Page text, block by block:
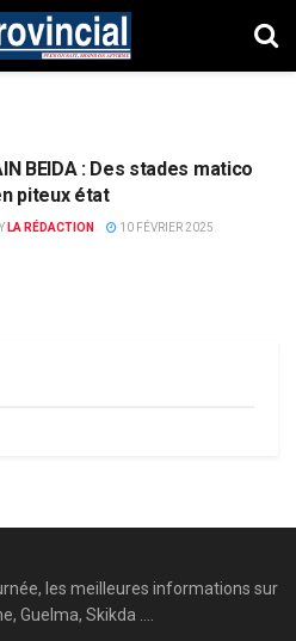
BEIDA : Des stades matico
piteux état
LA RÉDACTION 10 FÉVRIER 2025
les meilleures informations sur
Guelma, Skikda ....